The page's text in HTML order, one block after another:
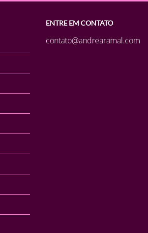
ENTRE EM CONTATO
contato@andrearamal.com